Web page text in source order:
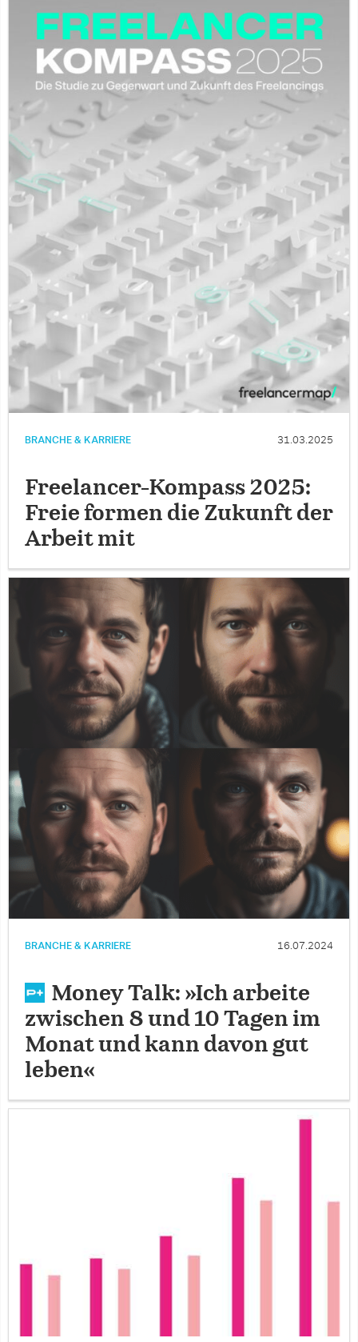
BRANCHE & KARRIERE 31.03.2025
Freelancer-Kompass 2025:
Freie formen die Zukunft der
Arbeit mit
BRANCHE & KARRIERE 16.07.2024
Money Talk: »Ich arbeite
zwischen 8 und 10 Tagen im
Monat und kann davon gut
leben«